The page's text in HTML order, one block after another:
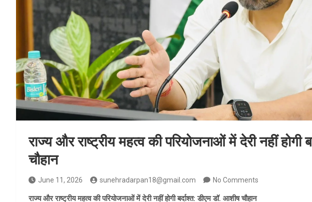
राज्य और राष्ट्रीय महत्व की परियोजनाओं में देरी नहीं होगी
चौहान
June 11, 2026 sunehradarpan18@gmail.com No Comments
राज्य और राष्ट्रीय महत्व की परियोजनाओं में देरी नहीं होगी बर्दाश्त: डीएम डॉ. आशीष चौहान